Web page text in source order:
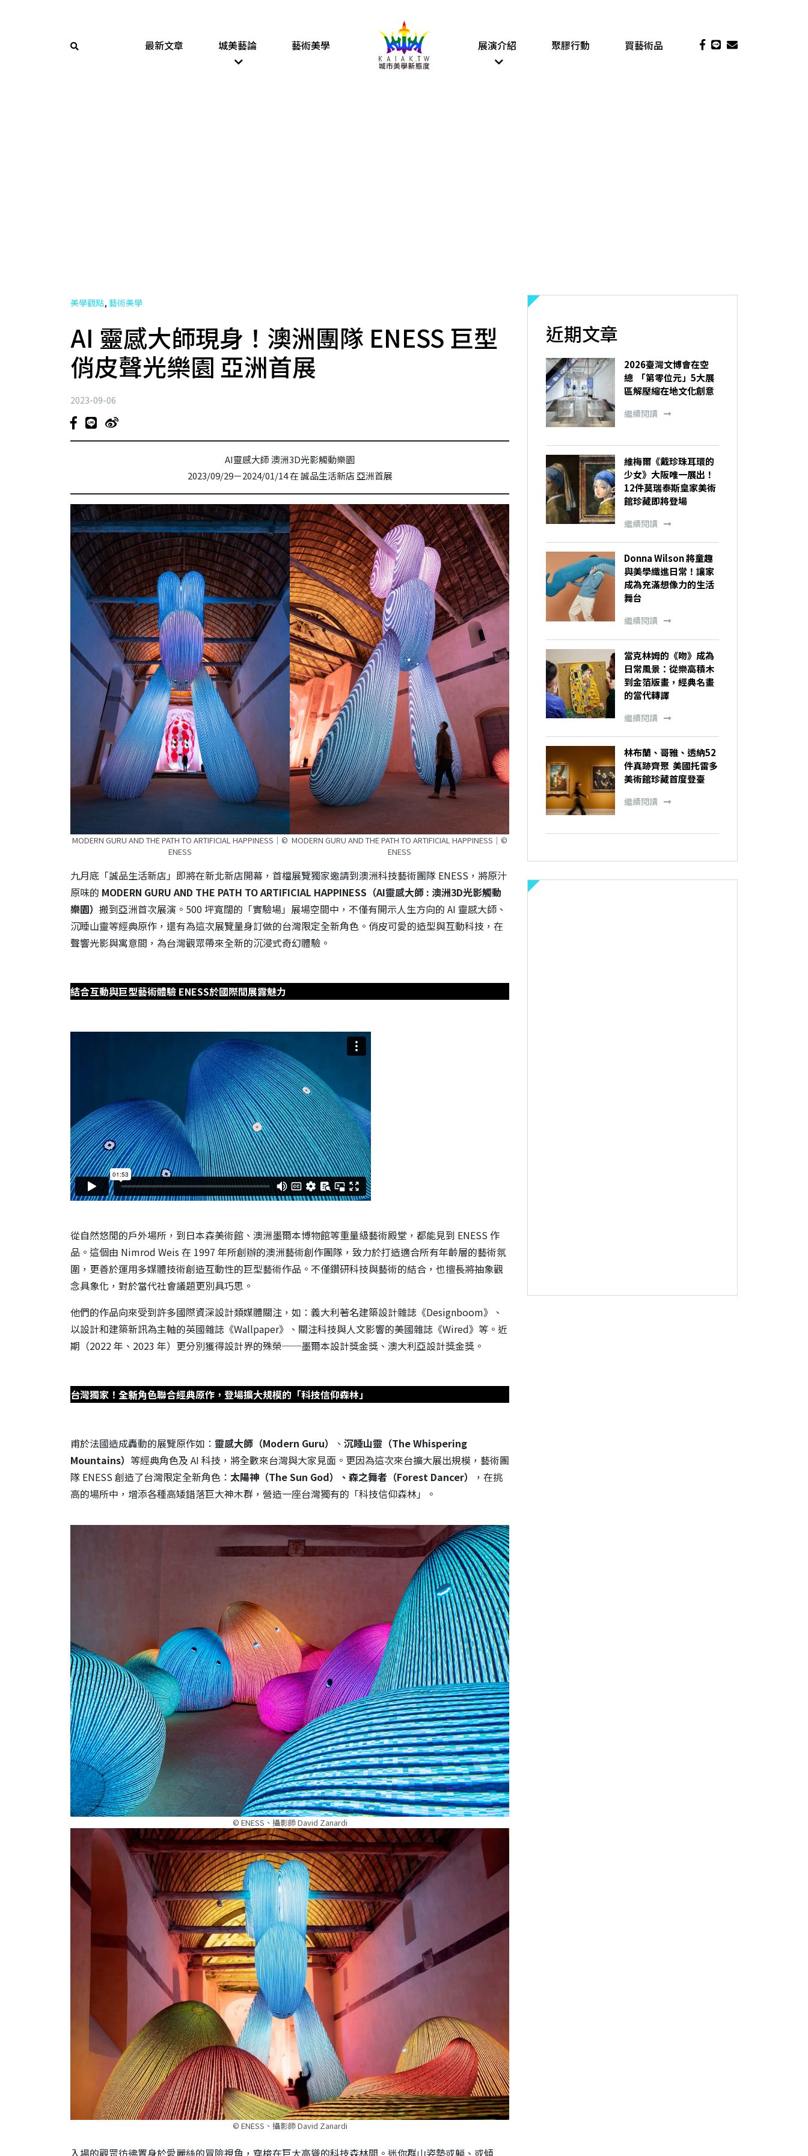
最新文章 城美藝論 藝術美學 展演介紹 聚膠行動 買藝術品
美學觀點, 藝術美學
AI 靈感大師現身！澳洲團隊 ENESS 巨型
俏皮聲光樂園 亞洲首展
2023-09-06
AI靈感大師 澳洲3D光影觸動樂園
2023/09/29－2024/01/14 在 誠品生活新店 亞洲首展
MODERN GURU AND THE PATH TO ARTIFICIAL HAPPINESS｜©
ENESS
MODERN GURU AND THE PATH TO ARTIFICIAL HAPPINESS｜©
ENESS
九月底「誠品生活新店」即將在新北新店開幕，首檔展覽獨家邀請到澳洲科技藝術團隊 ENESS，將原汁
原味的 MODERN GURU AND THE PATH TO ARTIFICIAL HAPPINESS（AI靈感大師 : 澳洲3D光影觸動
樂園） 搬到亞洲首次展演。500 坪寬闊的「實驗場」展場空間中，不僅有開示人生方向的 AI 靈感大師、
沉睡山靈等經典原作，還有為這次展覽量身訂做的台灣限定全新角色。俏皮可愛的造型與互動科技，在
聲響光影與寓意間，為台灣觀眾帶來全新的沉浸式奇幻體驗。
結合互動與巨型藝術體驗 ENESS於國際間展露魅力
從自然悠閒的戶外場所，到日本森美術館、澳洲墨爾本博物館等重量級藝術殿堂，都能見到 ENESS 作
品。這個由 Nimrod Weis 在 1997 年所創辦的澳洲藝術創作團隊，致力於打造適合所有年齡層的藝術氛
圍，更善於運用多媒體技術創造互動性的巨型藝術作品。不僅鑽研科技與藝術的結合，也擅長將抽象觀
念具象化，對於當代社會議題更別具巧思。
他們的作品向來受到許多國際資深設計類媒體關注，如：義大利著名建築設計雜誌《Designboom》、
以設計和建築新訊為主軸的英國雜誌《Wallpaper》、關注科技與人文影響的美國雜誌《Wired》等。近
期（2022 年、2023 年）更分別獲得設計界的殊榮──墨爾本設計獎金獎、澳大利亞設計獎金獎。
台灣獨家！ 全新角色聯合經典原作，登場擴大規模的「科技信仰森林」
甫於法國造成轟動的展覽原作如： 靈感大師（Modern Guru） 、 沉睡山靈（The Whispering
Mountains） 等經典角色及 AI 科技，將全數來台灣與大家見面。更因為這次來台擴大展出規模，藝術團
隊 ENESS 創造了台灣限定全新角色： 太陽神（The Sun God）、森之舞者（Forest Dancer）
，在挑
高的場所中，增添各種高矮錯落巨大神木群，營造一座台灣獨有的「科技信仰森林」。
© ENESS、攝影師 David Zanardi
© ENESS、攝影師 David Zanardi
入場的觀眾彷彿置身於愛麗絲的冒險視角，穿梭在巨大高聳的科技森林間。迷你群山姿勢或躺、或傾
近期文章
2026臺灣文博會在空
總 「第零位元」5大展
區解壓縮在地文化創意
繼續閱讀
維梅爾《戴珍珠耳環的
少女》大阪唯一展出！
12件莫瑞泰斯皇家美術
館珍藏即將登場
繼續閱讀
Donna Wilson 將童趣
與美學織進日常！讓家
成為充滿想像力的生活
舞台
繼續閱讀
當克林姆的《吻》成為
日常風景：從樂高積木
到金箔版畫，經典名畫
的當代轉譯
繼續閱讀
林布蘭、哥雅、透納52
件真跡齊聚 美國托雷多
美術館珍藏首度登臺
繼續閱讀